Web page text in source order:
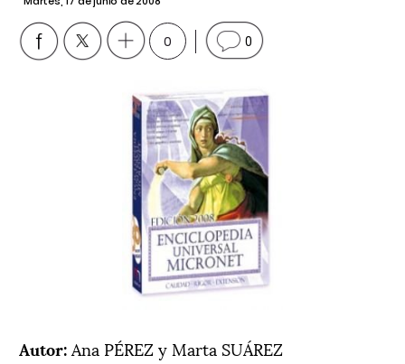
0 0
Autor:Ana PÉREZ y Marta SUÁREZ